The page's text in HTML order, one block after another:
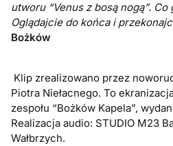
utworu “Venus z bosą nogą”. Co
Oglądajcie do końca i
Bożków
Klip zrealizowano przez
Piotra Niełacnego. To
zespołu “Bożków Kapela”,
Realizacja audio: STUDIO M23
Wałbrzych.